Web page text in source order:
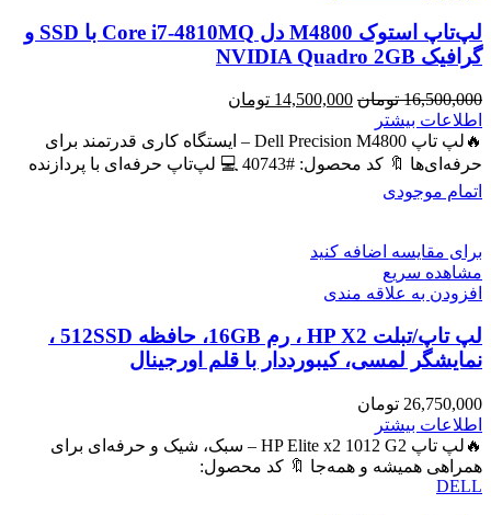
لپ‌تاپ استوک M4800 دل Core i7-4810MQ با SSD و
گرافیک NVIDIA Quadro 2GB
16,500,000 تومان قیمت
16,500,000 تومان
بود.
14,500,000 تومان
14,500,000 تومان
است.
اطلاعات بیشتر
🔥لپ تاپ Dell Precision M4800 – ایستگاه کاری قدرتمند برای
حرفه‌ای‌ها 🔖 کد محصول: #40743 💻 لپ‌تاپ حرفه‌ای با پردازنده
اتمام موجودی
برای مقایسه اضافه کنید
مشاهده سریع
افزودن به علاقه مندی
لپ تاپ/تبلت HP X2 ، رم 16GB، حافظه 512SSD ،
نمایشگر لمسی، کیبورددار با قلم اورجینال
26,750,000 تومان
اطلاعات بیشتر
🔥لپ تاپ HP Elite x2 1012 G2 – سبک، شیک و حرفه‌ای برای
همراهی همیشه و همه‌جا 🔖 کد محصول:
DELL